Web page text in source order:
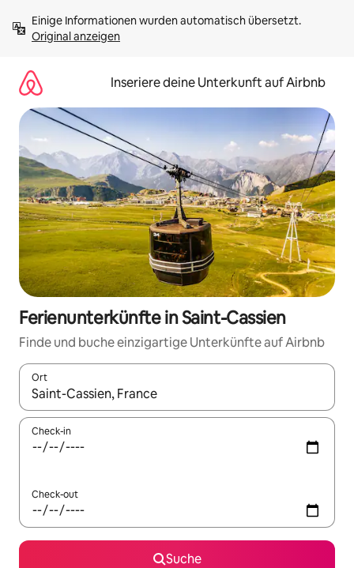
Inhalten
springenOriginal anzeigen
Inseriere deine Unterkunft auf Airbnb
Ferienunterkünfte in Saint-Cassien
Finde und buche einzigartige Unterkünfte auf Airbnb
Ort
Wenn Ergebnisse verfügbar sind, navigiere mit den
Check-in
Check-out
Suche